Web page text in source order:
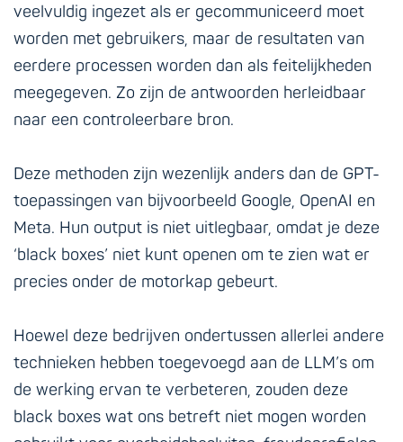
veelvuldig ingezet als er gecommuniceerd moet
worden met gebruikers, maar de resultaten van
eerdere processen worden dan als feitelijkheden
meegegeven. Zo zijn de antwoorden herleidbaar
naar een controleerbare bron.
Deze methoden zijn wezenlijk anders dan de GPT-
toepassingen van bijvoorbeeld Google, OpenAI en
Meta. Hun output is niet uitlegbaar, omdat je deze
‘black boxes’ niet kunt openen om te zien wat er
precies onder de motorkap gebeurt.
Hoewel deze bedrijven ondertussen allerlei andere
technieken hebben toegevoegd aan de LLM’s om
de werking ervan te verbeteren, zouden deze
black boxes wat ons betreft niet mogen worden